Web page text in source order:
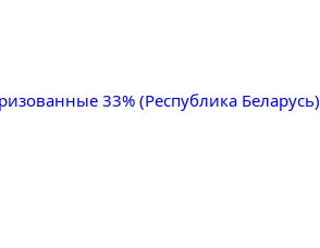
33% (Республика Беларусь)